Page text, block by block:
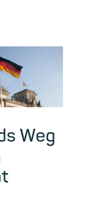
Weg